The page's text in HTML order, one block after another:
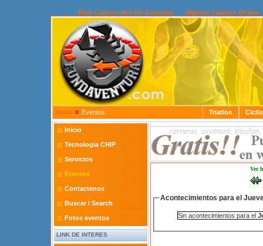
Best Casinos Not On Gamstop Mejores Casinos Online
Inicio Eventos Triatlon
Inicio
Tecnologia CHIP
Servicios
Eventos
Contactenos
Buscar / Search
Fotos eventos
LINK DE INTERES
Ver
Acontecimientos para el
Sin acontecimientos para el